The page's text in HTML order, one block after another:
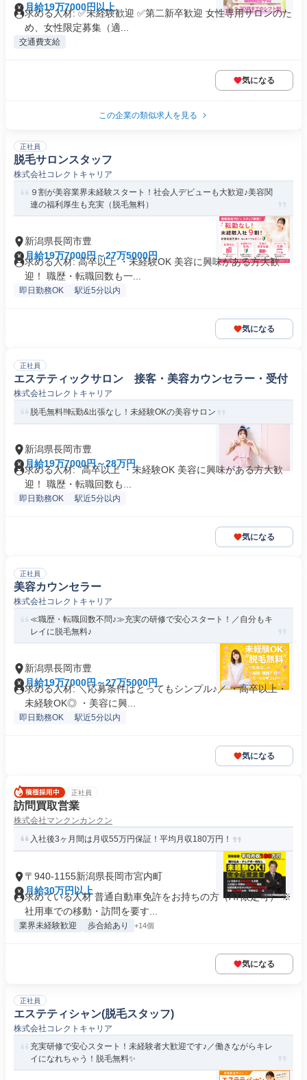
月給19万7000円以上
求める人材: ✅未経験歓迎 ✅第二新卒歓迎 女性専用サロンのた
め、女性限定募集（適...
交通費支給
気になる
この企業の類似求人を見る
正社員
脱毛サロンスタッフ
株式会社コレクトキャリア
９割が美容業界未経験スタート！社会人デビューも大歓迎♪美容関
連の福利厚生も充実（脱毛無料）
新潟県長岡市豊
月給19万7000円～27万5000円
求める人材: 高卒以上 ・未経験OK 美容に興味がある方大歓
迎！ 職歴・転職回数も一...
即日勤務OK 駅近5分以内
気になる
正社員
エステティックサロン 接客・美容カウンセラー・受付
株式会社コレクトキャリア
脱毛無料‼転勤&出張なし！未経験OKの美容サロン
新潟県長岡市豊
月給19万7000円～28万円
求める人材: "高卒以上 ・未経験OK 美容に興味がある方大歓
迎！ 職歴・転職回数も...
即日勤務OK 駅近5分以内
気になる
正社員
美容カウンセラー
株式会社コレクトキャリア
≪職歴・転職回数不問♪≫充実の研修で安心スタート！／自分もキ
レイに脱毛無料♪
新潟県長岡市豊
月給19万7000円～27万5000円
求める人材: ＼応募条件はとってもシンプル♪／ ・高卒以上・
未経験OK◎ ・美容に興...
即日勤務OK 駅近5分以内
気になる
正社員
訪問買取営業
株式会社マンクンカンクン
入社後3ヶ月間は月収55万円保証！平均月収180万円！
〒940-1155新潟県長岡市宮内町
月給30万円以上
求めている人材 普通自動車免許をお持ちの方（AT限定可） ※
社用車での移動・訪問を要す...
業界未経験歓迎 歩合給あり +14個
気になる
正社員
エステティシャン(脱毛スタッフ)
株式会社コレクトキャリア
充実研修で安心スタート！未経験者大歓迎です♪／働きながらキレ
イになれちゃう！脱毛無料✨